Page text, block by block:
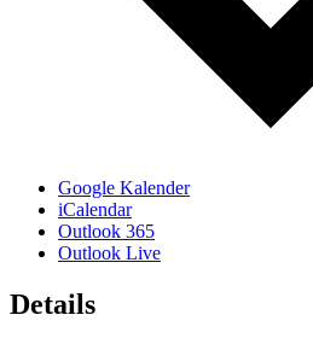
Google Kalender
iCalendar
Outlook 365
Outlook Live
Details